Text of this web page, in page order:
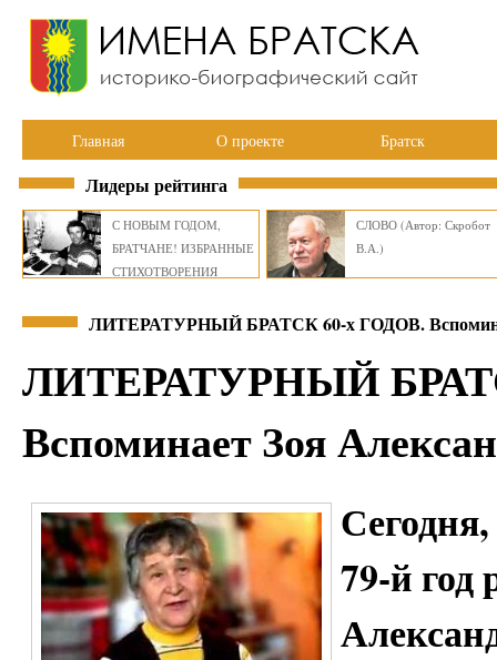
Главная О проекте Братск
Лидеры рейтинга
С НОВЫМ ГОДОМ,
БРАТЧАНЕ! ИЗБРАННЫЕ
СТИХОТВОРЕНИЯ
СЛОВО (Автор: Скробот
В.А.)
ЛИТЕРАТУРНЫЙ БРАТСК 60-х ГОДОВ.
ЛИТЕРАТУРНЫЙ
Вспоминает Зоя
79-й год